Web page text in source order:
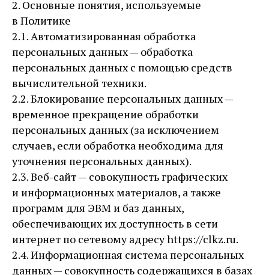
2. Основные понятия, используемые
в Политике
2.1. Автоматизированная обработка
персональных данных — обработка
персональных данных с помощью средств
вычислительной техники.
2.2. Блокирование персональных данных —
временное прекращение обработки
персональных данных (за исключением
случаев, если обработка необходима для
уточнения персональных данных).
2.3. Веб-сайт — совокупность графических
и информационных материалов, а также
программ для ЭВМ и баз данных,
обеспечивающих их доступность в сети
интернет по сетевому адресу https://clkz.ru.
2.4. Информационная система персональных
данных — совокупность содержащихся в базах